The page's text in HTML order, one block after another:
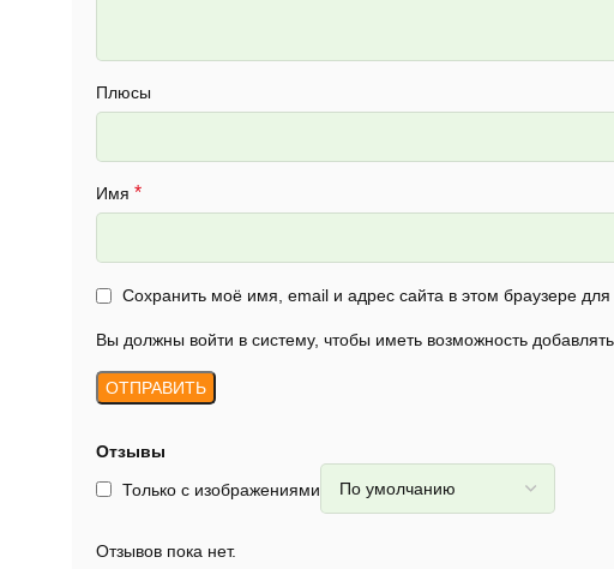
Отзывы
Только с изображениями
Отзывов пока нет.
Плюсы
Имя *
Сохранить моё имя, email и адрес сайта в этом браузере
Вы должны войти в систему, чтобы иметь возможность